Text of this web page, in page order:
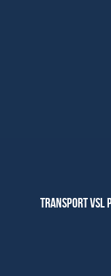
TRANSPORT VSL